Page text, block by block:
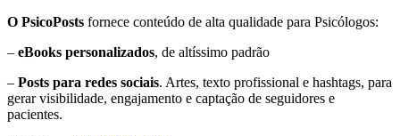
O PsicoPosts fornece conteúdo de alta qualidade para Psicólogos:
– eBooks personalizados, de altíssimo padrão
– Posts para redes sociais. Artes, texto profissional e hashtags, para
gerar visibilidade, engajamento e captação de seguidores e
pacientes.